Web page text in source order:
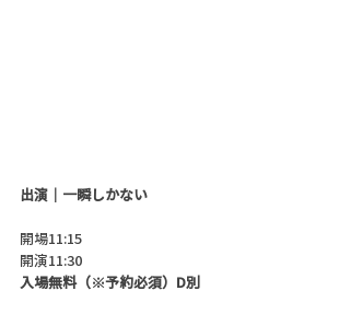
出演｜一瞬しかない
開場11:15
開演11:30
入場無料（※予約必須）D別